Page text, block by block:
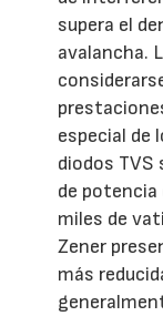
supera el
avalancha.
especial de
diodos TVS
de potencia
miles de
Zener
más